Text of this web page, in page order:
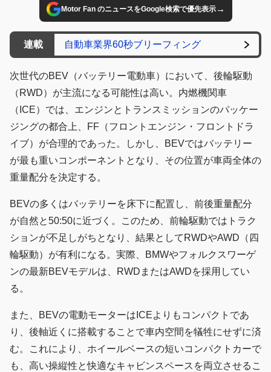
Motor Fan のニュースをGoogle検索で優先表示→
連載 自動車業界60秒ブリーフィング
次世代のBEV（バッテリー電動車）において、後輪駆動
（RWD）が主流になる可能性は高い。内燃機関車
（ICE）では、エンジンとトランスミッションのパッケー
ジングの都合上、FF（フロントエンジン・フロントドラ
イブ）が合理的であった。しかし、BEVではバッテリー
が最も重いコンポーネントとなり、その位置が車両全体の
重量配分を決定する。
BEVの多くはバッテリーを床下に配置し、前後重量配分
が自然と50:50に近づく。このため、前輪駆動ではトラク
ションが不足しがちとなり、結果としてRWDやAWD（四
輪駆動）が有利になる。実際、BMWやフォルクスワーゲ
ンの最新BEVモデルは、RWDまたはAWDを採用してい
る。
また、BEVの電動モーターはICEよりもコンパクトであ
り、後軸近くに搭載することで車内空間を犠牲にせずに済
む。これにより、ホイールベースの短いコンパクトカーで
も、高い操縦性と快適なキャビンスペースを両立させるこ